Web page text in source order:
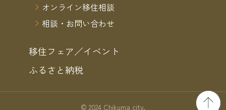
オンライン移住相談
相談・お問い合わせ
移住フェア／イベント
ふるさと納税
© 2024 Chikuma city.